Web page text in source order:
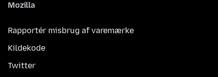
Mozilla
Rapportér misbrug af varemærke
Kildekode
Twitter